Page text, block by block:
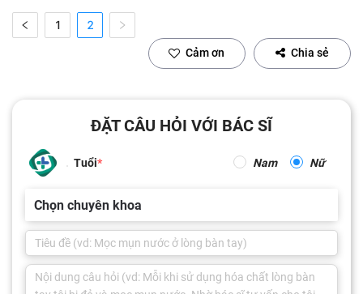
1 2
Cảm ơn Chia sẻ
ĐẶT CÂU HỎI VỚI BÁC SĨ
Tuổi Nam Nữ
Chọn chuyên khoa